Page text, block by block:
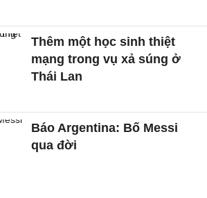
Thêm một học sinh thiệt
mạng trong vụ xả súng ở
Thái Lan
Báo Argentina: Bố Messi
qua đời